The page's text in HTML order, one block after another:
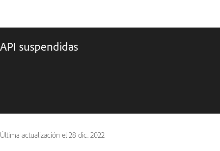
API suspendidas
Última actualización el 28 dic. 2022